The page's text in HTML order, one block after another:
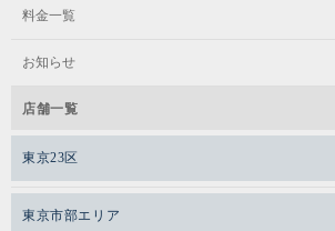
料金一覧
お知らせ
店舗一覧
東京23区
東京市部エリア